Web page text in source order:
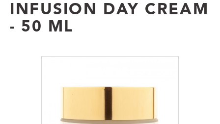
INFUSION DAY CREAM
- 50 ML